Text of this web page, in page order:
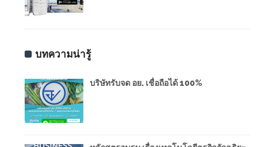
บทความน่ารู้
บริษัทรับจด อย. เชื่อถือได้ 100%